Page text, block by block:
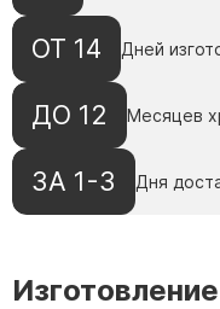
ОТ 14 Дней
ДО 12 Месяцев
ЗА 1-3 Дня